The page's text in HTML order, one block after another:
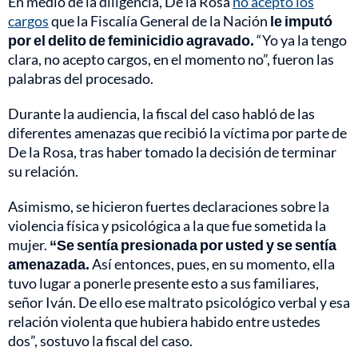
cargosque la Fiscalía General de la Nación le imputó
por el delito de feminicidio agravado.“Yo ya la tengo
clara, no acepto cargos, en el momento no”, fueron las
palabras del procesado.
Durante la audiencia, la fiscal del caso habló de las
diferentes amenazas que recibió la víctima por parte de
De la Rosa, tras haber tomado la decisión de terminar
su relación.
Asimismo, se hicieron fuertes declaraciones sobre la
violencia física y psicológica a la que fue sometida la
mujer. “Se sentía presionada por usted y se sentía
amenazada.Así entonces, pues, en su momento, ella
tuvo lugar a ponerle presente esto a sus familiares,
señor Iván. De ello ese maltrato psicológico verbal y esa
relación violenta que hubiera habido entre ustedes
dos”, sostuvo la fiscal del caso.